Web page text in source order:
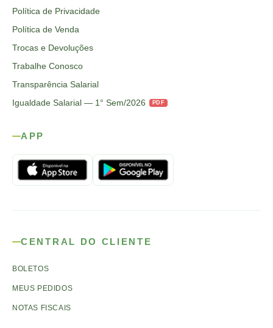
Política de Privacidade
Política de Venda
Trocas e Devoluções
Trabalhe Conosco
Transparência Salarial
Igualdade Salarial — 1° Sem/2026
PDF
APP
CENTRAL DO CLIENTE
BOLETOS
MEUS PEDIDOS
NOTAS FISCAIS